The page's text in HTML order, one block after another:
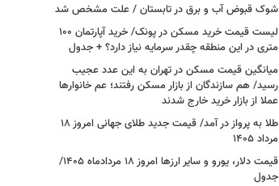
شوک قبوض آب و برق در تابستان / علت مشخص شد
لیست قیمت خرید مسکن در پونک/ خرید آپارتمان ۱۰۰
متری در این منطقه چقدر سرمایه نیاز دارد؟ + جدول
میانگین قیمت مسکن در تهران به این عدد عجیب
رسید/ هم سازندگان از بازار مسکن رفتند؛ عم خانوارها
عملا از بازار خرید خارج شدند
طلا به پرواز در آمد/ قیمت جدید طلای جهانی امروز ۱۸
مرداد ۱۴۰۵
قیمت دلار، یورو و سایر ارزها امروز ۱۸ مردادماه ۱۴۰۵/
جدول